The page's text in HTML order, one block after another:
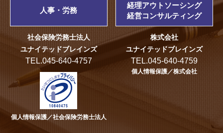
人事・労務
社会保険労務士法人
ユナイテッドブレインズ
TEL.045-640-4757
個人情報保護／社会保険労務士法人
経理アウトソーシング
経営コンサルティング
株式会社
ユナイテッドブレインズ
TEL.045-640-4759
個人情報保護／株式会社